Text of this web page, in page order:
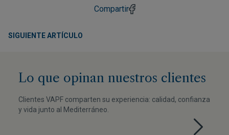
Compartir
SIGUIENTE ARTÍCULO
Lo que opinan nuestros clientes
Clientes VAPF comparten su experiencia: calidad, confianza
y vida junto al Mediterráneo.